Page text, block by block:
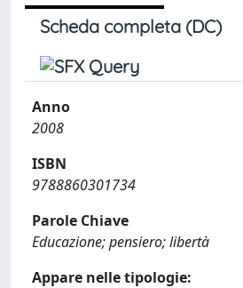
Scheda completa (DC)
Anno
2008
ISBN
9788860301734
Parole Chiave
Educazione; pensiero; libertà
Appare nelle tipologie: